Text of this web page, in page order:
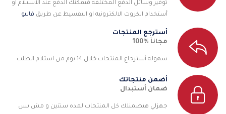
توفير وسائل الدفع المختلفه فيمكنك الدفع عند الأستلام او
أستخدام الكروت الالكترونيه او التقسيط عن طريق فاليو
أسترجع المنتجات
مجانآ %100
سهوله أسترجاع المنتجات خلال 14 يوم من استلام الطلب
أضمن منتجاتك
ضمان أستبدال
جهزلي هيضمنلك كل المنتجات لمده سنتين و مش بس